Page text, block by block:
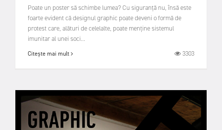
Poate un poster să schimbe lumea? Cu siguranță nu, însă este
foarte evident că designul graphic poate deveni o formă de
protest care, alături de celelalte, poate menține sistemul
imunitar al unei soci...
Citește mai mult 3303